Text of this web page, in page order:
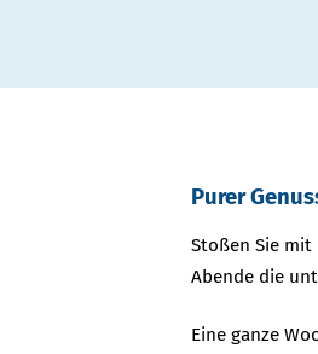
Purer
Stoßen Sie mit
Abende die
Eine ganze